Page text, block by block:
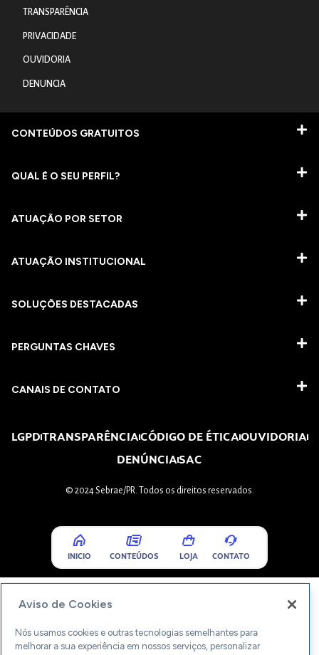
TRANSPARÊNCIA
PRIVACIDADE
OUVIDORIA
DENUNCIA
CONTEÚDOS GRATUITOS
QUAL É O SEU PERFIL?
ATUAÇÃO POR SETOR
ATUAÇÃO INSTITUCIONAL
SOLUÇÕES DESTACADAS
PERGUNTAS CHAVES​
CANAIS DE CONTATO
LGPDTRANSPARÊNCIACÓDIGO DE ÉTICAOUVIDORIA
DENÚNCIASAC
© 2024 Sebrae/PR. Todos os direitos reservados.
INICIO CONTEÚDOS LOJA CONTATO
Aviso de Cookies
Nós usamos cookies e outras tecnologias semelhantes para
melhorar a sua experiência em nossos serviços, personalizar